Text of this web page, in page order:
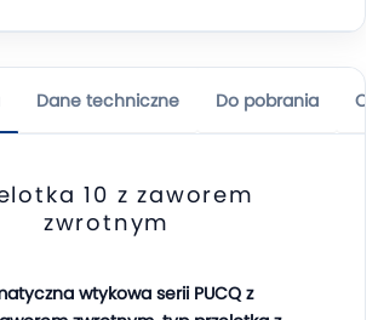
Dane techniczne Do pobrania
10 z zaworem
zwrotnym
wtykowa serii PUCQ z